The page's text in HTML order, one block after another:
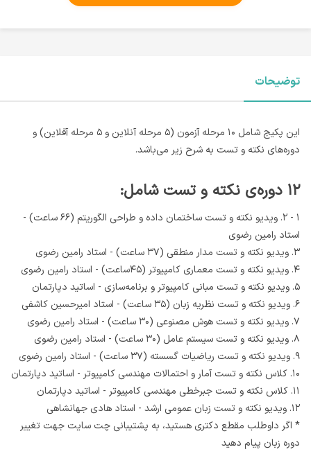
توضیحات
این پکیج شامل ۱۰ مرحله آزمون (۵ مرحله آنلاین و ۵ مرحله آفلاین) و
دوره‌های نکته و تست به شرح زیر می‌باشد.
۱۲ دوره‌ی نکته و تست شامل:
۱ - ۲. ویدیو نکته و تست ساختمان داده و طراحی الگوریتم (۶۶ ساعت) -
استاد رامین رضوی
۳. ویدیو نکته و تست مدار منطقی (۳۷ ساعت) - استاد رامین رضوی
۴. ویدیو نکته و تست معماری کامپیوتر (۴۵ساعت) - استاد رامین رضوی
۵. ویدیو نکته و تست مبانی کامپیوتر و برنامه‌سازی - اساتید دپارتمان
۶. ویدیو نکته و تست نظریه زبان (۳۵ ساعت) - استاد امیرحسین کاشفی
۷. ویدیو نکته و تست هوش مصنوعی (۳۰ ساعت) - استاد رامین رضوی
۸. ویدیو نکته و تست سیستم عامل (۳۰ ساعت) - استاد رامین رضوی
۹. ویدیو نکته و تست ریاضیات گسسته (۳۷ ساعت) - استاد رامین رضوی
۱۰. کلاس نکته و تست آمار و احتمالات مهندسی کامپیوتر - اساتید دپارتمان
۱۱. کلاس نکته و تست جبرخطی مهندسی کامپیوتر - اساتید دپارتمان
۱۲. ویدیو نکته و تست زبان عمومی ارشد - استاد هادی جهانشاهی
* اگر داوطلب مقطع دکتری هستید، به پشتیبانی چت سایت جهت تغییر
دوره زبان پیام دهید